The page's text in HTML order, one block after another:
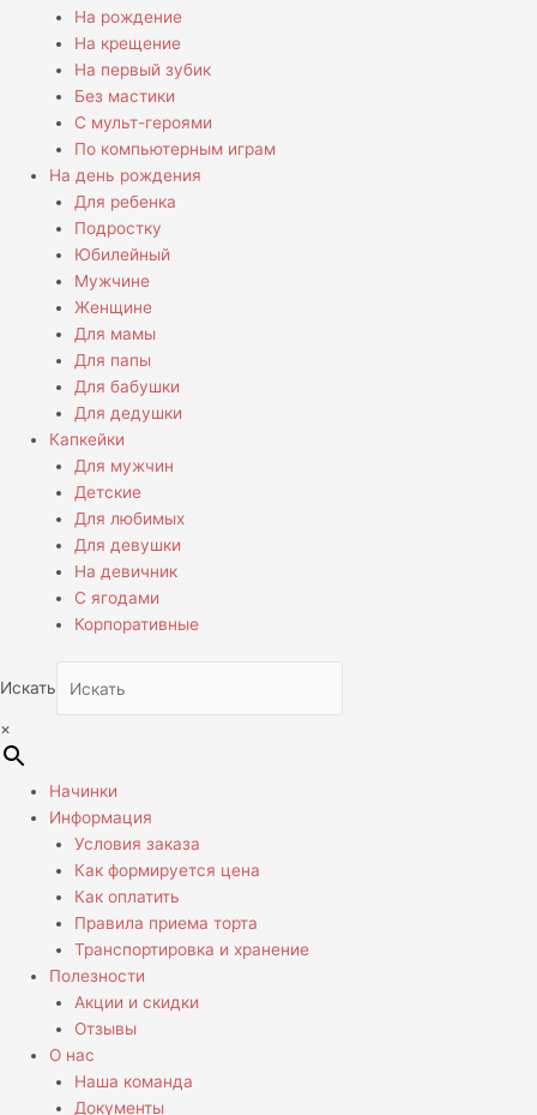
На рождение
На крещение
На первый зубик
Без мастики
С мульт-героями
По компьютерным играм
На день рождения
Для ребенка
Подростку
Юбилейный
Мужчине
Женщине
Для мамы
Для папы
Для бабушки
Для дедушки
Капкейки
Для мужчин
Детские
Для любимых
Для девушки
На девичник
С ягодами
Корпоративные
Искать
×
Начинки
Информация
Условия заказа
Как формируется цена
Как оплатить
Правила приема торта
Транспортировка и хранение
Полезности
Акции и скидки
Отзывы
О нас
Наша команда
Документы